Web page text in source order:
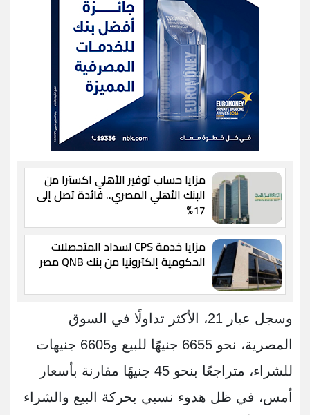
مزايا حساب توفير الأهلي اكسترا من
البنك الأهلي المصري.. فائدة تصل إلى
17%
مزايا خدمة CPS لسداد المتحصلات
الحكومية إلكترونيا من بنك QNB مصر
وسجل عيار 21، الأكثر تداولًا في السوق
المصرية، نحو 6655 جنيهًا للبيع و6605 جنيهات
للشراء، متراجعًا بنحو 45 جنيهًا مقارنة بأسعار
أمس، في ظل هدوء نسبي بحركة البيع والشراء